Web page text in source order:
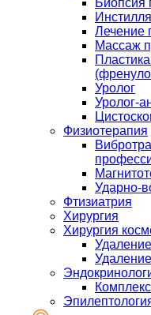
Биопсия
Лечение
Массаж
Уролог
Уролог-
Физиотерапия
Ударно-
Фтизиатрия
Хирургия
Хирургия